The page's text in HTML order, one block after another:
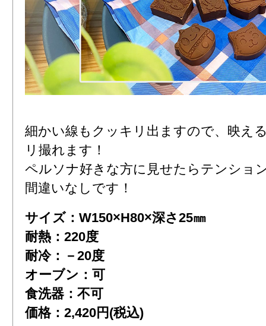
細かい線もクッキリ出ますので、映え
リ撮れます！
ペルソナ好きな方に見せたらテンショ
間違いなしです！
サイズ：W150×H80×深さ25㎜
耐熱：220度
耐冷：－20度
オーブン：可
食洗器：不可
価格：2,420円(税込)